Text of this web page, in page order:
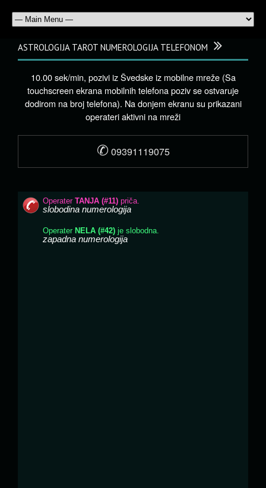
ASTROLOGIJA TAROT NUMEROLOGIJA TELEFONOM
10.00 sek/min, pozivi iz Švedske iz mobilne mreže (Sa
touchscreen ekrana mobilnih telefona poziv se ostvaruje
dodirom na broj telefona). Na donjem ekranu su prikazani
operateri aktivni na mreži
✆ 09391119075